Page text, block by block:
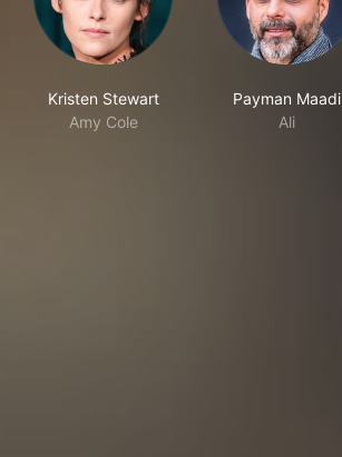
Kristen Stewart
Amy Cole
Payman Maadi
Ali